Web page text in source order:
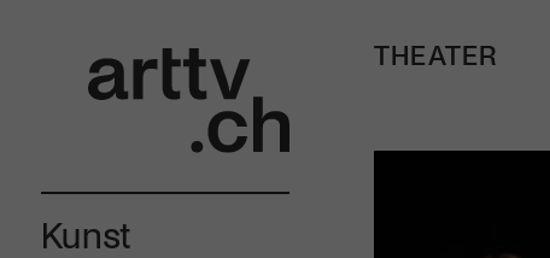
Kunst
THEATER